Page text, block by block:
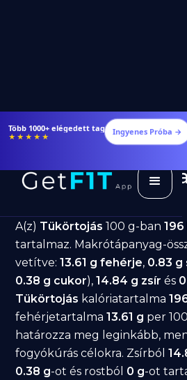
Étrendek, receptek és edzéstervek
★★★★★ Ingyenes
Tükörtojás
választás diéta
A(z) Tükörtojás 100 g-ban
tartalmaz. Makrótápanyag-
vetítve:13.61 g fehérje, 0.83 g
0.38 g cukor),14.84 g zsír és
Tükörtojás kalóriatartalma
fehérjetartalma13.61 g per
határozza meg leginkább,
fogyókúrás célokra. Zsírból
0.38 g-ot és rostból 0 g-ot